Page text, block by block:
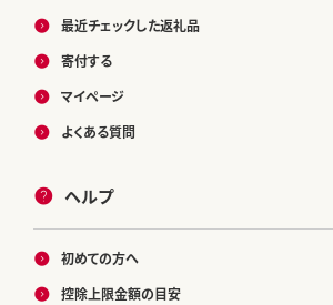
最近チェックした返礼品
寄付する
マイページ
よくある質問
ヘルプ
初めての方へ
控除上限金額の目安